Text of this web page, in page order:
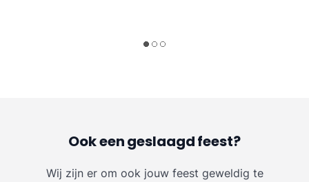
Ook een geslaagd feest?
Wij zijn er om ook jouw feest geweldig te